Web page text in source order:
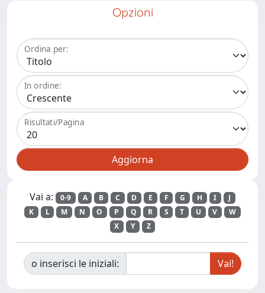
Opzioni
Ordina per:
In ordine:
Risultati/Pagina
Vai a: 0-9 A B C D E F G H I
J
K
L M N O P Q R S T U V
W
X
Y Z
o inserisci le iniziali: